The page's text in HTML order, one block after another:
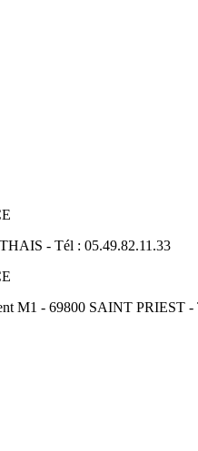
- Tél : 05.49.82.11.33
M1 - 69800 SAINT PRIEST